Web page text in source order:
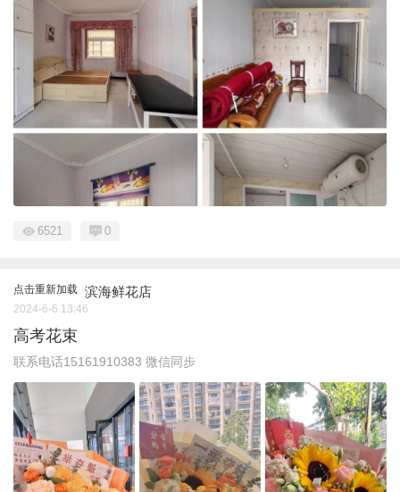
6521 0
点击重新加载 滨海鲜花店
2024-6-6 13:46
高考花束
联系电话15161910383 微信同步